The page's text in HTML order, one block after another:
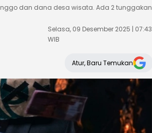
dan dana desa wisata. Ada 2 tunggakan
Selasa, 09 Desember 2025 | 07:43
WIB
Atur, Baru Temukan